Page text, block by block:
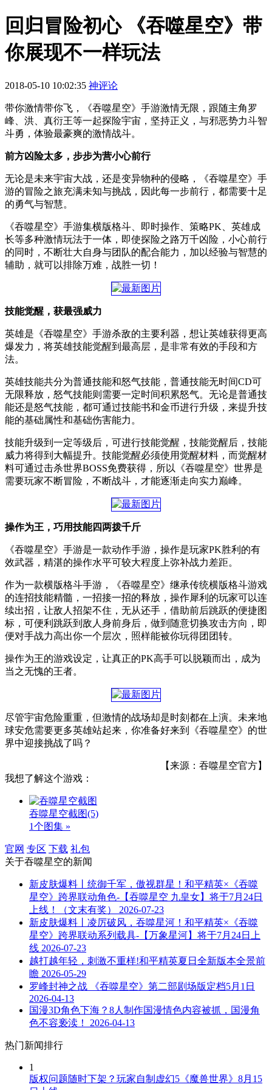
回归冒险初心 《吞噬星空》带
你展现不一样玩法
2018-05-10 10:02:35 神评论
带你激情带你飞，《吞噬星空》手游激情无限，跟随主角罗
峰、洪、真衍王等一起探险宇宙，坚持正义，与邪恶势力斗智
斗勇，体验最豪爽的激情战斗。
前方凶险太多，步步为营小心前行
无论是未来宇宙大战，还是变异物种的侵略，《吞噬星空》手
游的冒险之旅充满未知与挑战，因此每一步前行，都需要十足
的勇气与智慧。
《吞噬星空》手游集横版格斗、即时操作、策略PK、英雄成
长等多种激情玩法于一体，即使探险之路万千凶险，小心前行
的同时，不断壮大自身与团队的配合能力，加以经验与智慧的
辅助，就可以排除万难，战胜一切！
技能觉醒，获最强威力
英雄是《吞噬星空》手游杀敌的主要利器，想让英雄获得更高
爆发力，将英雄技能觉醒到最高层，是非常有效的手段和方
法。
英雄技能共分为普通技能和怒气技能，普通技能无时间CD可
无限释放，怒气技能则需要一定时间积累怒气。无论是普通技
能还是怒气技能，都可通过技能书和金币进行升级，来提升技
能的基础属性和基础伤害能力。
技能升级到一定等级后，可进行技能觉醒，技能觉醒后，技能
威力将得到大幅提升。技能觉醒必须使用觉醒材料，而觉醒材
料可通过击杀世界BOSS免费获得，所以《吞噬星空》世界是
需要玩家不断冒险，不断战斗，才能逐渐走向实力巅峰。
操作为王，巧用技能四两拨千斤
《吞噬星空》手游是一款动作手游，操作是玩家PK胜利的有
效武器，精湛的操作水平可较大程度上弥补战力差距。
作为一款横版格斗手游，《吞噬星空》继承传统横版格斗游戏
的连招技能精髓，一招接一招的释放，操作犀利的玩家可以连
续出招，让敌人招架不住，无从还手，借助前后跳跃的便捷图
标，可便利跳跃到敌人身前身后，做到随意切换攻击方向，即
便对手战力高出你一个层次，照样能被你玩得团团转。
操作为王的游戏设定，让真正的PK高手可以脱颖而出，成为
当之无愧的王者。
尽管宇宙危险重重，但激情的战场却是时刻都在上演。未来地
球安危需要更多英雄站起来，你准备好来到《吞噬星空》的世
界中迎接挑战了吗？
【来源：吞噬星空官方】
我想了解这个游戏：
吞噬星空截图(5)
1个图集 »
官网 专区 下载 礼包
关于吞噬星空的新闻
新皮肤爆料丨统御千军，傲视群星！和平精英×《吞噬
星空》跨界联动角色-【吞噬星空 九皇女】将于7月24日
上线！（文末有奖）
2026-07-23
新皮肤爆料丨凌厉破风，吞噬星河！和平精英×《吞噬
星空》跨界联动系列载具-【万象星河】将于7月24日上
线 2026-07-23
越打越年轻，刺激不重样!和平精英夏日全新版本全景前
瞻 2026-05-29
罗峰封神之战 《吞噬星空》第二部剧场版定档5月1日
2026-04-13
国漫3D角色下海？8人制作国漫情色内容被抓，国漫角
色不容亵渎！
2026-04-13
热门新闻排行
1
版权问题随时下架？玩家自制虚幻5《魔兽世界》8月15